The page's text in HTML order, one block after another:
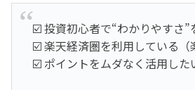
☑️ 投資初心者で“わかりやすさ”
☑️ 楽天経済圏を利用している（
☑️ ポイントをムダなく活用した